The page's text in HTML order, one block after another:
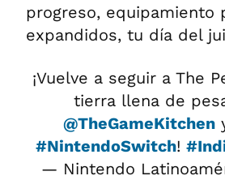
progreso, equipamiento
expandidos, tu día del
¡Vuelve a seguir a The
tierra llena de
@TheGameKitchen
#NintendoSwitch!
— Nintendo